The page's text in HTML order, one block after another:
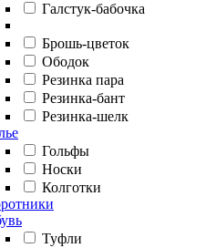
Галстук-бабочка
Брошь-цветок
Ободок
Резинка пара
Резинка-бант
Резинка-шелк
Гольфы
Носки
Колготки
Туфли